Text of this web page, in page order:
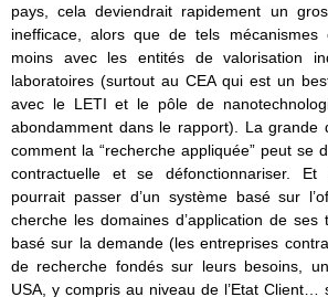
pays, cela deviendrait rapidement un
inefficace, alors que de tels mécanismes
moins avec les entités de valorisation
laboratoires (surtout au CEA qui est un
avec le LETI et le pôle de
abondamment dans le rapport). La grande
comment la “recherche appliquée” peut se
contractuelle et se défonctionnariser. Et
pourrait passer d’un système basé sur
cherche les domaines d’application de ses
basé sur la demande (les entreprises
de recherche fondés sur leurs besoins,
USA, y compris au niveau de l’Etat Client…